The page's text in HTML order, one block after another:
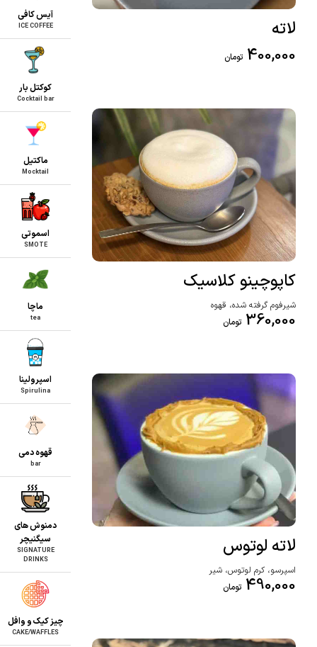
آیس کافی
ICE COFFEE
کوکتل بار
Cocktail bar
ماکتیل
Mocktail
اسموتی
SMOTE
ماچا
tea
اسپرولینا
Spirulina
قهوه دمی
bar
دمنوش های
سیگنیچر
SIGNATURE
DRINKS
چیز کیک و وافل
CAKE/WAFFLES
لاته
400,000 تومان
کاپوچینو کلاسیک
شیرفوم گرفته شده، قهوه
360,000 تومان
لاته لوتوس
اسپرسو، کرم لوتوس، شیر
490,000 تومان